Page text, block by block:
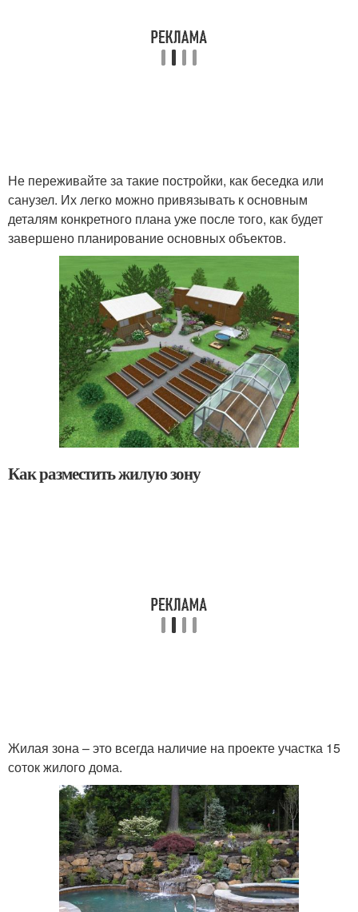
Не переживайте за такие постройки, как беседка или
санузел. Их легко можно привязывать к основным
деталям конкретного плана уже после того, как будет
завершено планирование основных объектов.
Как разместить жилую зону
Жилая зона – это всегда наличие на проекте участка 15
соток жилого дома.